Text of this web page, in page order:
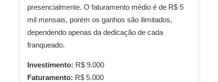
presencialmente. O faturamento médio é de R$ 5
mil mensais, porém os ganhos são ilimitados,
dependendo apenas da dedicação de cada
franqueado.
Investimento: R$ 9.000
Faturamento: R$ 5.000